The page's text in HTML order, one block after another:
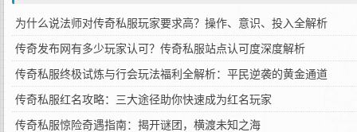
为什么说法师对传奇私服玩家要求高？操作、意识、投入全解析
传奇发布网有多少玩家认可？传奇私服站点认可度深度解析
传奇私服终极试炼与行会玩法福利全解析：平民逆袭的黄金通道
传奇私服红名攻略：三大途径助你快速成为红名玩家
传奇私服惊险奇遇指南：揭开谜团，横渡未知之海